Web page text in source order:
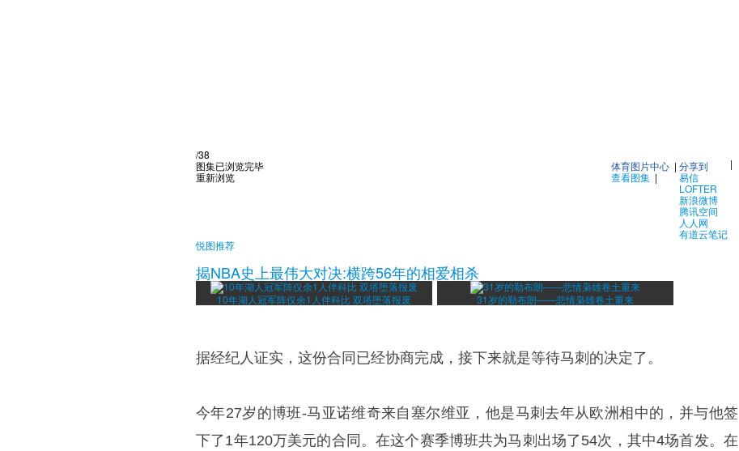
/38
|
分享到
易信
LOFTER
新浪微博
腾讯空间
人人网
有道云笔记
体育图片中心 |
查看图集 |
图集已浏览完毕
重新浏览
悦图推荐
揭NBA史上最伟大对决:横跨56年的相爱相杀
10年湖人冠军阵仅余1人伴科比 双塔堕落报废 31岁的勒布朗——悲情枭雄卷土重来
据经纪人证实，这份合同已经协商完成，接下来就是等待马刺的决定了。
今年27岁的博班-马亚诺维奇来自塞尔维亚，他是马刺去年从欧洲相中的，并与他签
下了1年120万美元的合同。在这个赛季博班共为马刺出场了54次，其中4场首发。在